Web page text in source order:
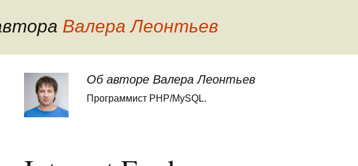
Валера Леонтьев
Об авторе Валера Леонтьев
Программист PHP/MySQL.